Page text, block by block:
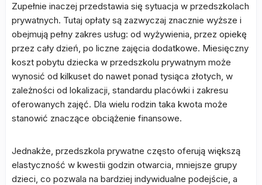
Zupełnie inaczej przedstawia się sytuacja w przedszkolach
prywatnych. Tutaj opłaty są zazwyczaj znacznie wyższe i
obejmują pełny zakres usług: od wyżywienia, przez opiekę
przez cały dzień, po liczne zajęcia dodatkowe. Miesięczny
koszt pobytu dziecka w przedszkolu prywatnym może
wynosić od kilkuset do nawet ponad tysiąca złotych, w
zależności od lokalizacji, standardu placówki i zakresu
oferowanych zajęć. Dla wielu rodzin taka kwota może
stanowić znaczące obciążenie finansowe.
Jednakże, przedszkola prywatne często oferują większą
elastyczność w kwestii godzin otwarcia, mniejsze grupy
dzieci, co pozwala na bardziej indywidualne podejście, a